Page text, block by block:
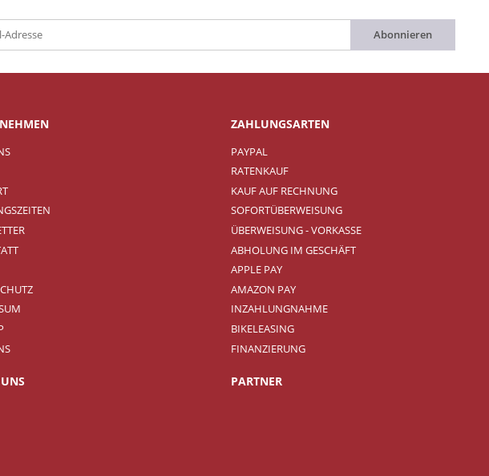
Abonnieren
ZAHLUNGSARTEN
PAYPAL
RATENKAUF
KAUF AUF RECHNUNG
SOFORTÜBERWEISUNG
ÜBERWEISUNG - VORKASSE
ABHOLUNG IM GESCHÄFT
APPLE PAY
AMAZON PAY
INZAHLUNGNAHME
BIKELEASING
FINANZIERUNG
PARTNER